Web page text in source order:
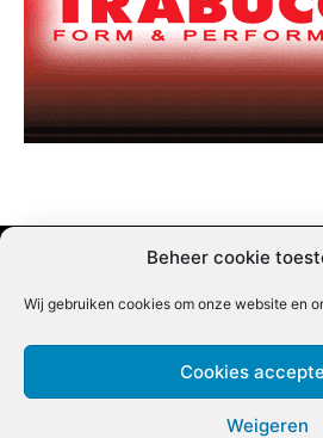
Beheer cookie
Wij gebruiken cookies om onze website en
Cookies
Weigeren
Nieuwsbrief inschrijven |